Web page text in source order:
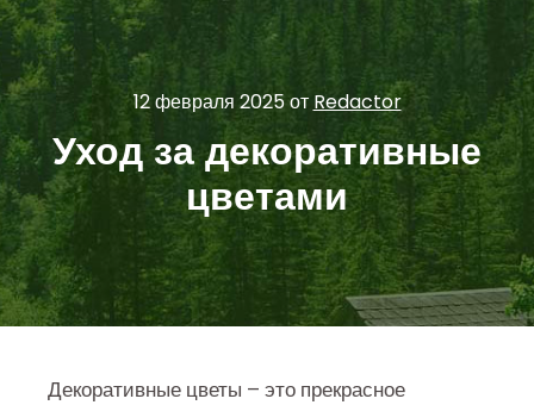
12 февраля 2025от Redactor
Уход за декоративные
цветами
Декоративные цветы – это прекрасное